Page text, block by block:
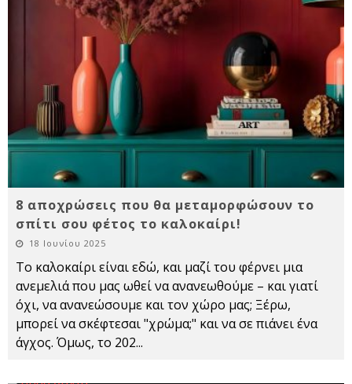
8 αποχρώσεις που θα μεταμορφώσουν το
σπίτι σου φέτος το καλοκαίρι!
18 Ιουνίου 2025
Το καλοκαίρι είναι εδώ, και μαζί του φέρνει μια
ανεμελιά που μας ωθεί να ανανεωθούμε – και γιατί
όχι, να ανανεώσουμε και τον χώρο μας; Ξέρω,
μπορεί να σκέφτεσαι "χρώμα;" και να σε πιάνει ένα
άγχος. Όμως, το 202...